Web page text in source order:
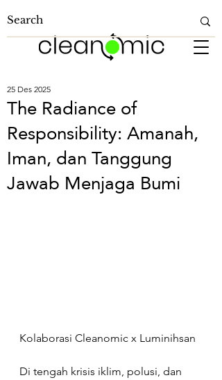
The Radiance of
Responsibility: Amanah,
Iman, dan Tanggung
Jawab Menjaga Bumi
25 Des 2025
Kolaborasi Cleanomic x Luminihsan
Di tengah krisis iklim, polusi, dan